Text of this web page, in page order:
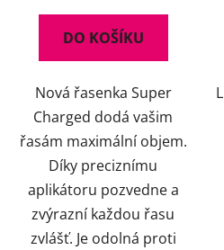
5,0
z
hvězdiček.
DO KOŠÍKU
Nová řasenka Super
Charged dodá vašim
řasám maximální objem.
Díky preciznímu
aplikátoru pozvedne a
zvýrazní každou řasu
zvlášť. Je odolná proti